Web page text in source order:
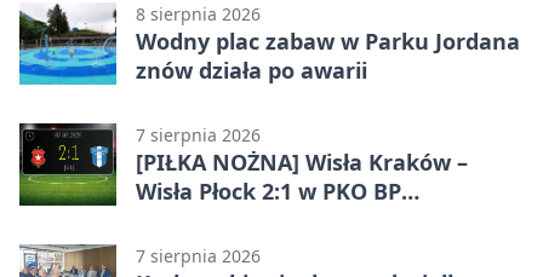
8 sierpnia 2026
Wodny plac zabaw w Parku Jordana
znów działa po awarii
7 sierpnia 2026
[PIŁKA NOŻNA] Wisła Kraków –
Wisła Płock 2:1 w PKO BP
ważnymi punktami
7 sierpnia 2026